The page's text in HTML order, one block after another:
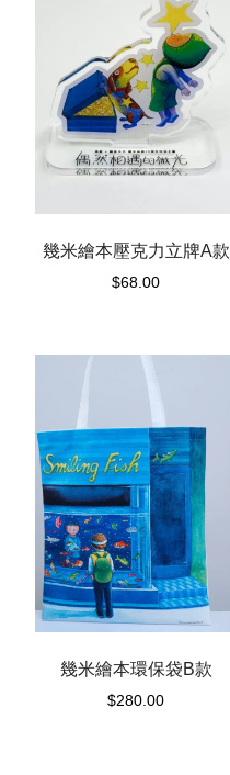
幾米繪本壓克力立牌A款
$68.00
幾米繪本環保袋B款
$280.00